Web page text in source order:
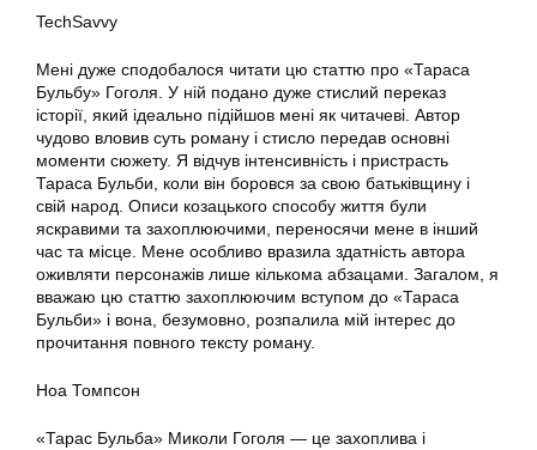
TechSavvy
Мені дуже сподобалося читати цю статтю про «Тараса
Бульбу» Гоголя. У ній подано дуже стислий переказ
історії, який ідеально підійшов мені як читачеві. Автор
чудово вловив суть роману і стисло передав основні
моменти сюжету. Я відчув інтенсивність і пристрасть
Тараса Бульби, коли він боровся за свою батьківщину і
свій народ. Описи козацького способу життя були
яскравими та захоплюючими, переносячи мене в інший
час та місце. Мене особливо вразила здатність автора
оживляти персонажів лише кількома абзацами. Загалом, я
вважаю цю статтю захоплюючим вступом до «Тараса
Бульби» і вона, безумовно, розпалила мій інтерес до
прочитання повного тексту роману.
Ноа Томпсон
«Тарас Бульба» Миколи Гоголя — це захоплива і